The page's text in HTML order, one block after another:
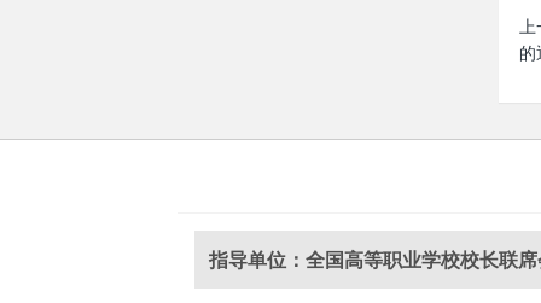
的
指导单位：全国高等职业学校校长联